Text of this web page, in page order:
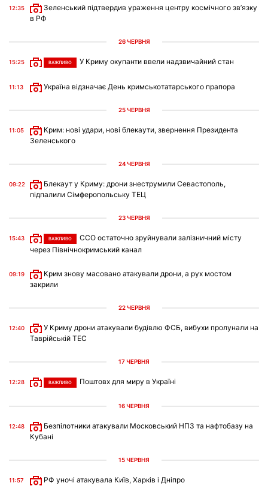
12:35
Зеленський підтвердив ураження центру космічного зв’язку
в РФ
26 ЧЕРВНЯ
15:25 ВАЖЛИВО У Криму окупанти ввели надзвичайний стан
11:13 Україна відзначає День кримськотатарського прапора
25 ЧЕРВНЯ
11:05
Крим: нові удари, нові блекаути, звернення Президента
Зеленського
24 ЧЕРВНЯ
09:22
Блекаут у Криму: дрони знеструмили Севастополь,
підпалили Сімферопольську ТЕЦ
23 ЧЕРВНЯ
15:43 ВАЖЛИВО
ССО остаточно зруйнували залізничний місту
через Північнокримський канал
09:19
Крим знову масовано атакували дрони, а рух мостом
закрили
22 ЧЕРВНЯ
12:40
У Криму дрони атакували будівлю ФСБ, вибухи пролунали на
Таврійській ТЕС
17 ЧЕРВНЯ
12:28 ВАЖЛИВО Поштовх для миру в Україні
16 ЧЕРВНЯ
12:48
Безпілотники атакували Московський НПЗ та нафтобазу на
Кубані
15 ЧЕРВНЯ
11:57 РФ уночі атакувала Київ, Харків і Дніпро